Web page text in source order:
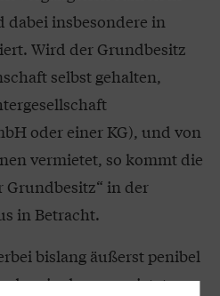
dabei insbesondere in
Wird der Grundbesitz
selbst gehalten,
oder einer KG), und von
vermietet, so kommt die
Grundbesitz“ in der
in Betracht.
bislang äußerst penibel
dass in dem vermieteten